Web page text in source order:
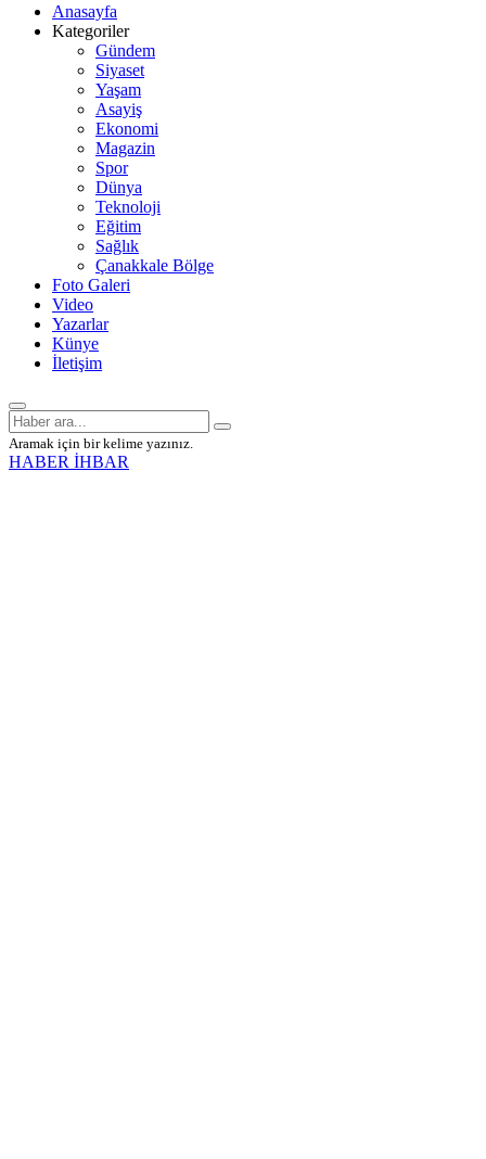
Anasayfa
Kategoriler
Gündem
Siyaset
Yaşam
Asayiş
Ekonomi
Magazin
Spor
Dünya
Teknoloji
Eğitim
Sağlık
Çanakkale Bölge
Foto Galeri
Video
Yazarlar
Künye
İletişim
Aramak için bir kelime yazınız.
HABER İHBAR